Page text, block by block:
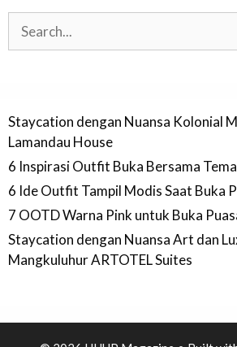
Staycation dengan Nuansa Kolonial
Lamandau House
6 Inspirasi Outfit Buka Bersama
6 Ide Outfit Tampil Modis Saat Buka
7 OOTD Warna Pink untuk Buka
Staycation dengan Nuansa Art dan
Mangkuluhur ARTOTEL Suites